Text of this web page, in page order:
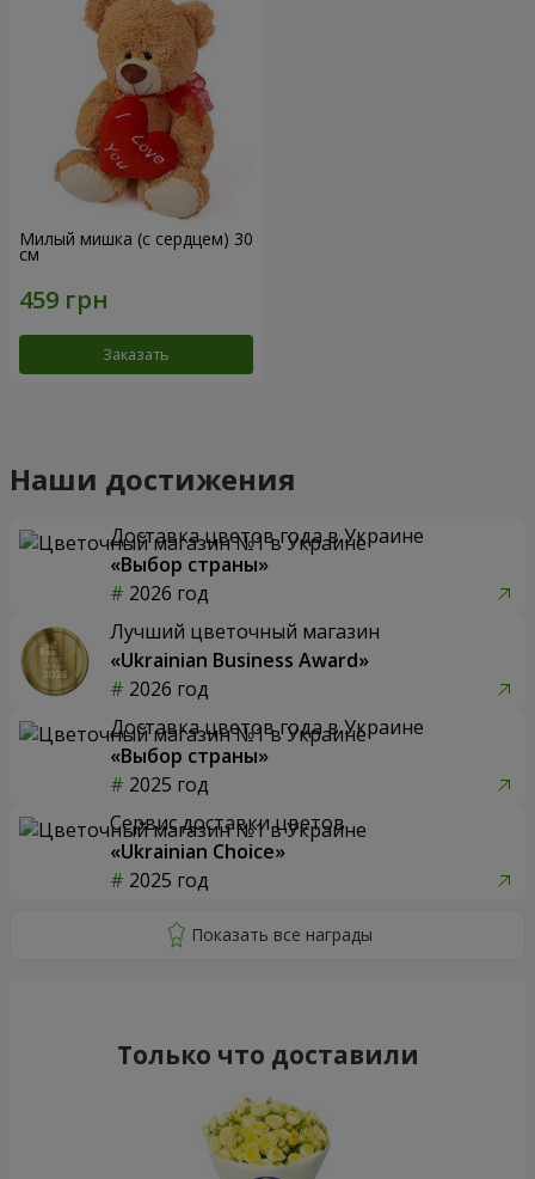
Милый мишка (с сердцем) 30
см
Заказать
Наши достижения
Доставка цветов года в Украине
«Выбор страны»
2026 год
Лучший цветочный магазин
«Ukrainian Business Award»
2026 год
Доставка цветов года в Украине
«Выбор страны»
2025 год
Сервис доставки цветов
«Ukrainian Choice»
2025 год
Только что доставили